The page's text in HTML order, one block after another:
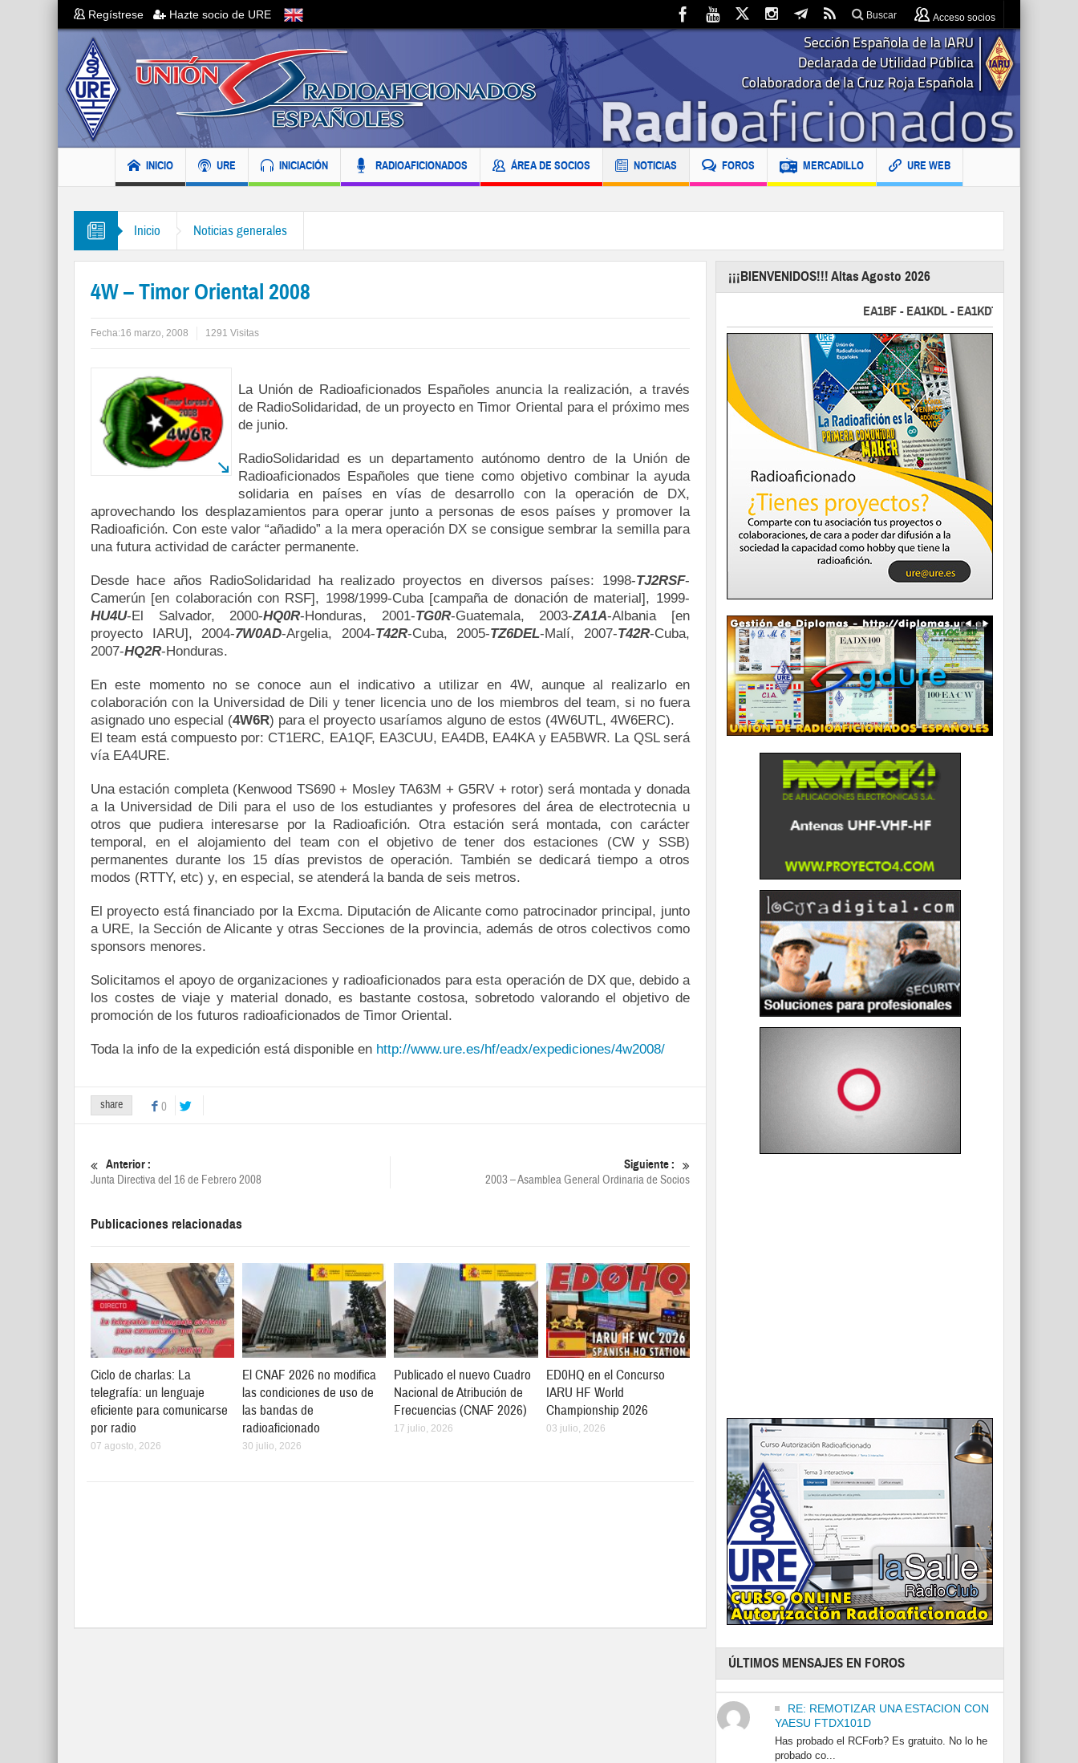
Regístrese Hazte socio de URE Buscar Acceso socios
INICIO URE INICIACIÓN RADIOAFICIONADOS ÁREA DE SOCIOS NOTICIAS FOROS MERCADILLO URE WEB
Inicio Noticias generales
4W – Timor Oriental 2008
Fecha:16 marzo, 2008 1291 Visitas
La Unión de Radioaficionados Españoles anuncia la realización, a través
de RadioSolidaridad, de un proyecto en Timor Oriental para el próximo mes
de junio.
RadioSolidaridad es un departamento autónomo dentro de la Unión de
Radioaficionados Españoles que tiene como objetivo combinar la ayuda
solidaria en países en vías de desarrollo con la operación de DX,
aprovechando los desplazamientos para operar junto a personas de esos países y promover la
Radioafición. Con este valor “añadido” a la mera operación DX se consigue sembrar la semilla para
una futura actividad de carácter permanente.
Desde hace años RadioSolidaridad ha realizado proyectos en diversos países: 1998-TJ2RSF-
Camerún [en colaboración con RSF], 1998/1999-Cuba [campaña de donación de material], 1999-
HU4U-El Salvador, 2000-HQ0R-Honduras, 2001-TG0R-Guatemala, 2003-ZA1A-Albania [en
proyecto IARU], 2004-7W0AD-Argelia, 2004-T42R-Cuba, 2005-TZ6DEL-Malí, 2007-T42R-Cuba,
2007-HQ2R-Honduras.
En este momento no se conoce aun el indicativo a utilizar en 4W, aunque al realizarlo en
colaboración con la Universidad de Dili y tener licencia uno de los miembros del team, si no fuera
asignado uno especial (4W6R) para el proyecto usaríamos alguno de estos (4W6UTL, 4W6ERC).
El team está compuesto por: CT1ERC, EA1QF, EA3CUU, EA4DB, EA4KA y EA5BWR. La QSL será
vía EA4URE.
Una estación completa (Kenwood TS690 + Mosley TA63M + G5RV + rotor) será montada y donada
a la Universidad de Dili para el uso de los estudiantes y profesores del área de electrotecnia u
otros que pudiera interesarse por la Radioafición. Otra estación será montada, con carácter
temporal, en el alojamiento del team con el objetivo de tener dos estaciones (CW y SSB)
permanentes durante los 15 días previstos de operación. También se dedicará tiempo a otros
modos (RTTY, etc) y, en especial, se atenderá la banda de seis metros.
El proyecto está financiado por la Excma. Diputación de Alicante como patrocinador principal, junto
a URE, la Sección de Alicante y otras Secciones de la provincia, además de otros colectivos como
sponsors menores.
Solicitamos el apoyo de organizaciones y radioaficionados para esta operación de DX que, debido a
los costes de viaje y material donado, es bastante costosa, sobretodo valorando el objetivo de
promoción de los futuros radioaficionados de Timor Oriental.
Toda la info de la expedición está disponible en http://www.ure.es/hf/eadx/expediciones/4w2008/
share 0
Anterior :
Junta Directiva del 16 de Febrero 2008
Siguiente :
2003 – Asamblea General Ordinaria de Socios
Publicaciones relacionadas
Ciclo de charlas: La
telegrafía: un lenguaje
eficiente para comunicarse
por radio
07 agosto, 2026
El CNAF 2026 no modifica
las condiciones de uso de
las bandas de
radioaficionado
30 julio, 2026
Publicado el nuevo Cuadro
Nacional de Atribución de
Frecuencias (CNAF 2026)
17 julio, 2026
ED0HQ en el Concurso
IARU HF World
Championship 2026
03 julio, 2026
¡¡¡BIENVENIDOS!!! Altas Agosto 2026
EA1BF - EA1KDL - EA1KDT - EA2FBJ -
ÚLTIMOS MENSAJES EN FOROS
RE: REMOTIZAR UNA ESTACION CON
YAESU FTDX101D
Has probado el RCForb? Es gratuito. No lo he
probado co...